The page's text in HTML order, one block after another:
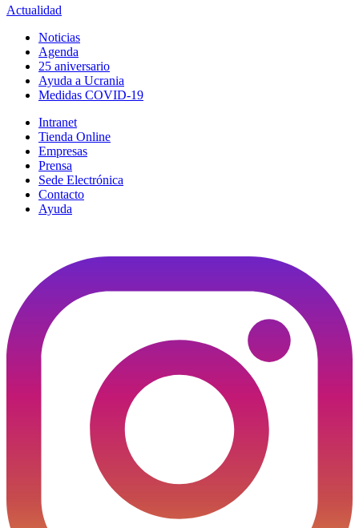
Actualidad
Noticias
Agenda
25 aniversario
Ayuda a Ucrania
Medidas COVID-19
Intranet
Tienda Online
Empresas
Prensa
Sede Electrónica
Contacto
Ayuda